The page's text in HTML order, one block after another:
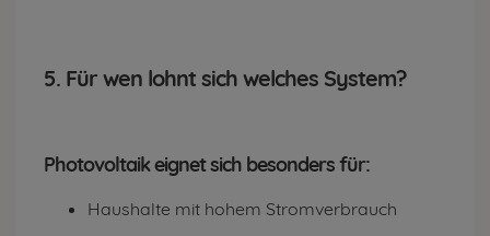
5. Für wen lohnt sich welches System?
Photovoltaik eignet sich besonders für:
Haushalte mit hohem Stromverbrauch